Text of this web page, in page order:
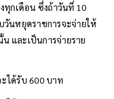
ทุกเดือน ซึ่งถ้าวันที่ 10
นหยุดราชการจะจ่ายให้
และเป็นการจ่ายราย
ได้รับ 600 บาท